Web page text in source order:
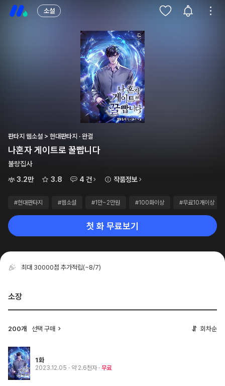
소설
판타지 웹소설 > 현대판타지 · 완결
나혼자 게이트로 꿀빱니다
불량집사
3.2만
3.8 4 건 작품정보
#현대판타지 #웹소설 #1만~2만원 #100화이상 #무료10개이상
첫 화 무료보기
최대 30000점 추가적립(~8/7)
소장
200개 선택 구매 회차순
1화
2023.12.05 · 약 2.6천자 무료